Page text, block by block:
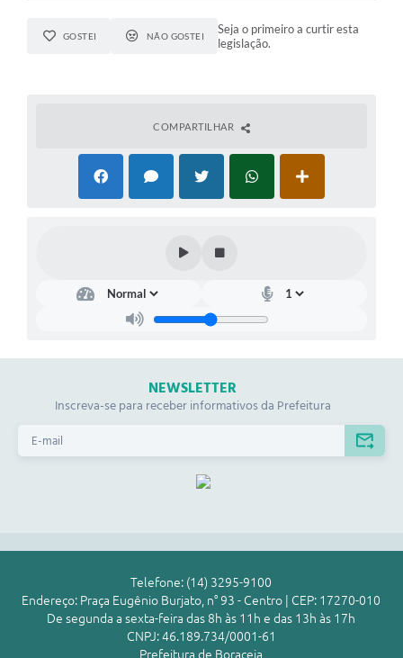
GOSTEI NÃO GOSTEI
Seja o primeiro a curtir esta
legislação.
COMPARTILHAR
NEWSLETTER
Inscreva-se para receber informativos da Prefeitura
Telefone: (14) 3295-9100
Endereço: Praça Eugênio Burjato, n° 93 - Centro | CEP: 17270-010
De segunda a sexta-feira das 8h às 11h e das 13h às 17h
CNPJ: 46.189.734/0001-61
Prefeitura de Boraceia